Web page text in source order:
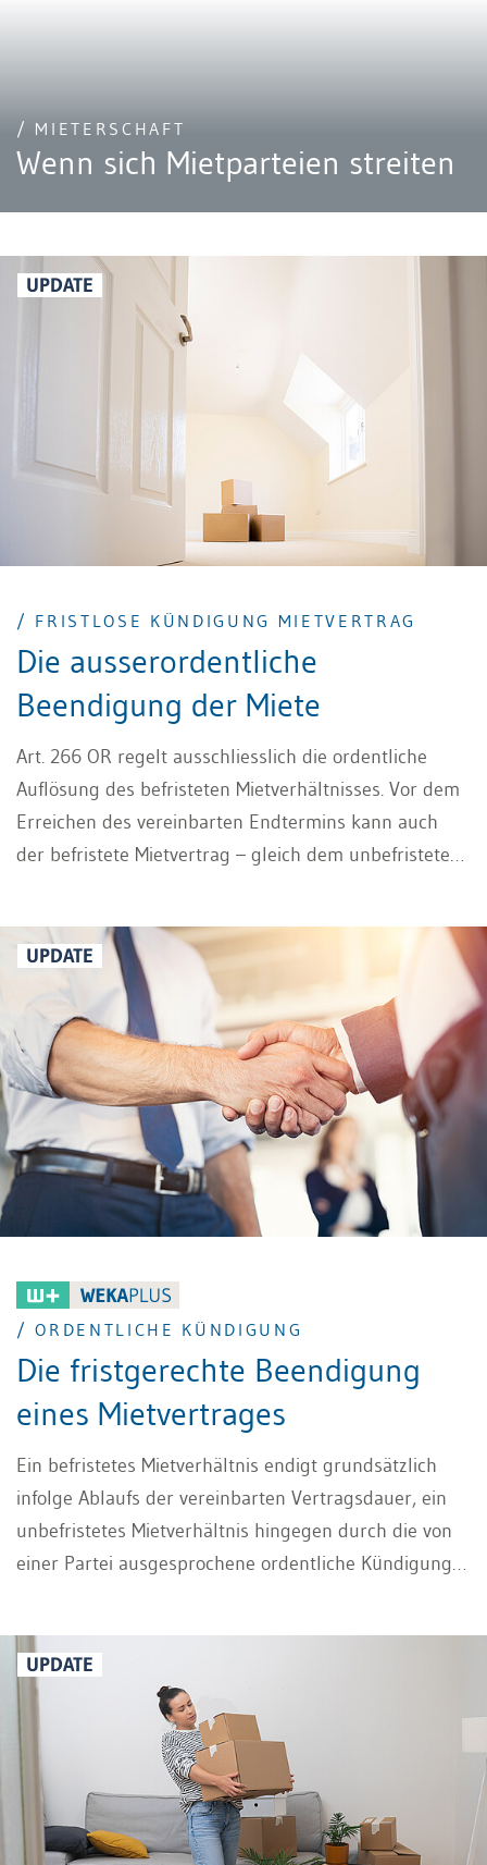
/ MIETERSCHAFT
Wenn sich Mietparteien streiten
UPDATE
/ FRISTLOSE KÜNDIGUNG MIETVERTRAG
Die ausserordentliche
Beendigung der Miete
Art. 266 OR regelt ausschliesslich die ordentliche
Auflösung des befristeten Mietverhältnisses. Vor dem
Erreichen des vereinbarten Endtermins kann auch
der befristete Mietvertrag – gleich dem unbefristeten
etwa durch die fristlose Kündigung Mietvertrag.
UPDATE
/ ORDENTLICHE KÜNDIGUNG
Die fristgerechte Beendigung
eines Mietvertrages
Ein befristetes Mietverhältnis endigt grundsätzlich
infolge Ablaufs der vereinbarten Vertragsdauer, ein
unbefristetes Mietverhältnis hingegen durch die von
einer Partei ausgesprochene ordentliche Kündigung
Unwirksamkeit der Kündigung zur Folge hat, sondern
lediglich die Dauer des Mietverhältnisses verlängert.
UPDATE